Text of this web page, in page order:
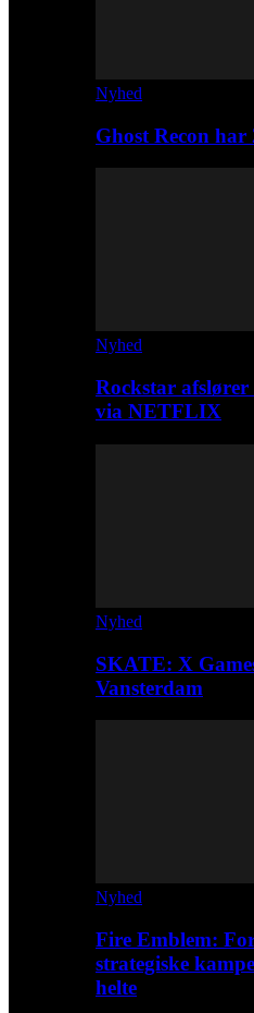
Nyhed
Ghost Recon
Nyhed
Rockstar
via NETFLIX
Nyhed
SKATE: X
Vansterdam
Nyhed
Fire Emblem:
strategiske
helte